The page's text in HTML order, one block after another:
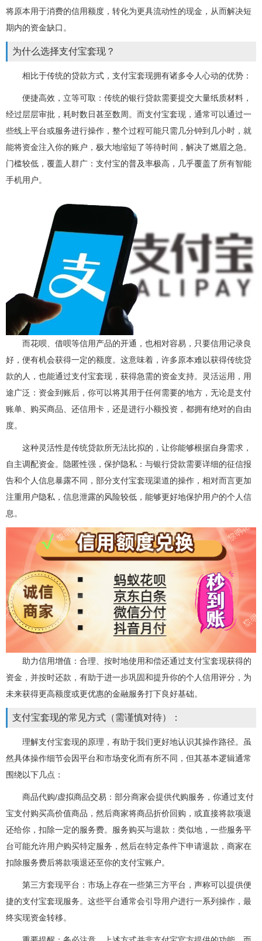
将原本用于消费的信用额度，转化为更具流动性的现金，从而解决短
期内的资金缺口。
为什么选择支付宝套现？
相比于传统的贷款方式，支付宝套现拥有诸多令人心动的优势：
便捷高效，立等可取：传统的银行贷款需要提交大量纸质材料，
经过层层审批，耗时数日甚至数周。而支付宝套现，通常可以通过一
些线上平台或服务进行操作，整个过程可能只需几分钟到几小时，就
能将资金注入你的账户，极大地缩短了等待时间，解决了燃眉之急。
门槛较低，覆盖人群广：支付宝的普及率极高，几乎覆盖了所有智能
手机用户。
而花呗、借呗等信用产品的开通，也相对容易，只要信用记录良
好，便有机会获得一定的额度。这意味着，许多原本难以获得传统贷
款的人，也能通过支付宝套现，获得急需的资金支持。灵活运用，用
途广泛：资金到账后，你可以将其用于任何需要的地方，无论是支付
账单、购买商品、还信用卡，还是进行小额投资，都拥有绝对的自由
度。
这种灵活性是传统贷款所无法比拟的，让你能够根据自身需求，
自主调配资金。隐匿性强，保护隐私：与银行贷款需要详细的征信报
告和个人信息暴露不同，部分支付宝套现渠道的操作，相对而言更加
注重用户隐私，信息泄露的风险较低，能够更好地保护用户的个人信
息。
助力信用增值：合理、按时地使用和偿还通过支付宝套现获得的
资金，并按时还款，有助于进一步巩固和提升你的个人信用评分，为
未来获得更高额度或更优惠的金融服务打下良好基础。
支付宝套现的常见方式（需谨慎对待）：
理解支付宝套现的原理，有助于我们更好地认识其操作路径。虽
然具体操作细节会因平台和市场变化而有所不同，但其基本逻辑通常
围绕以下几点：
商品代购/虚拟商品交易：部分商家会提供代购服务，你通过支付
宝支付购买高价值商品，然后商家将商品折价回购，或直接将款项退
还给你，扣除一定的服务费。服务购买与退款：类似地，一些服务平
台可能允许用户购买特定服务，然后在特定条件下申请退款，商家在
扣除服务费后将款项退还至你的支付宝账户。
第三方套现平台：市场上存在一些第三方平台，声称可以提供便
捷的支付宝套现服务。这些平台通常会引导用户进行一系列操作，最
终实现资金转移。